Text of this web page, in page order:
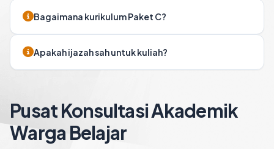
Bagaimana kurikulum Paket C?
Apakah ijazah sah untuk kuliah?
Pusat Konsultasi Akademik
Warga Belajar